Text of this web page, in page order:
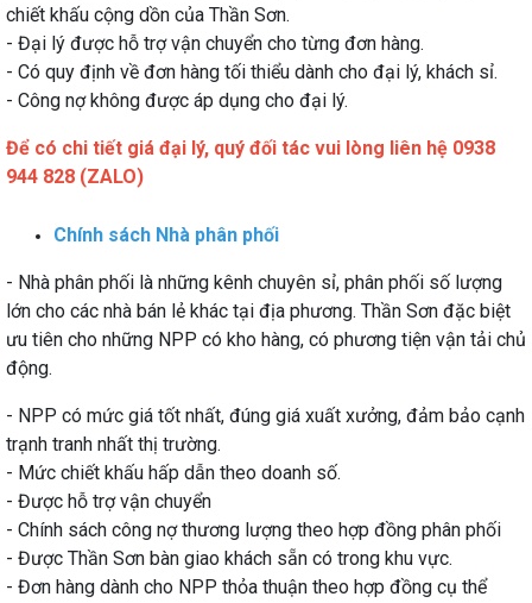
chiết khấu cộng dồn của Thần Sơn.
- Đại lý được hỗ trợ vận chuyển cho từng đơn hàng.
- Có quy định về đơn hàng tối thiểu dành cho đại lý, khách sỉ.
- Công nợ không được áp dụng cho đại lý.
Để có chi tiết giá đại lý, quý đối tác vui lòng liên hệ 0938
944 828 (ZALO)
Chính sách Nhà phân phối
- Nhà phân phối là những kênh chuyên sỉ, phân phối số lượng
lớn cho các nhà bán lẻ khác tại địa phương. Thần Sơn đặc biệt
ưu tiên cho những NPP có kho hàng, có phương tiện vận tải chủ
động.
- NPP có mức giá tốt nhất, đúng giá xuất xưởng, đảm bảo cạnh
trạnh tranh nhất thị trường.
- Mức chiết khấu hấp dẫn theo doanh số.
- Được hỗ trợ vận chuyển
- Chính sách công nợ thương lượng theo hợp đồng phân phối
- Được Thần Sơn bàn giao khách sẵn có trong khu vực.
- Đơn hàng dành cho NPP thỏa thuận theo hợp đồng cụ thể